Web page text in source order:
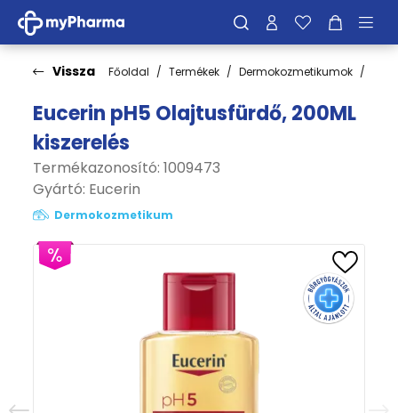
Vissza Főoldal Termékek Dermokozmetikumok
Eucerin pH5 Olajtusfürdő, 200ML
kiszerelés
Termékazonosító: 1009473
Gyártó: Eucerin
Dermokozmetikum